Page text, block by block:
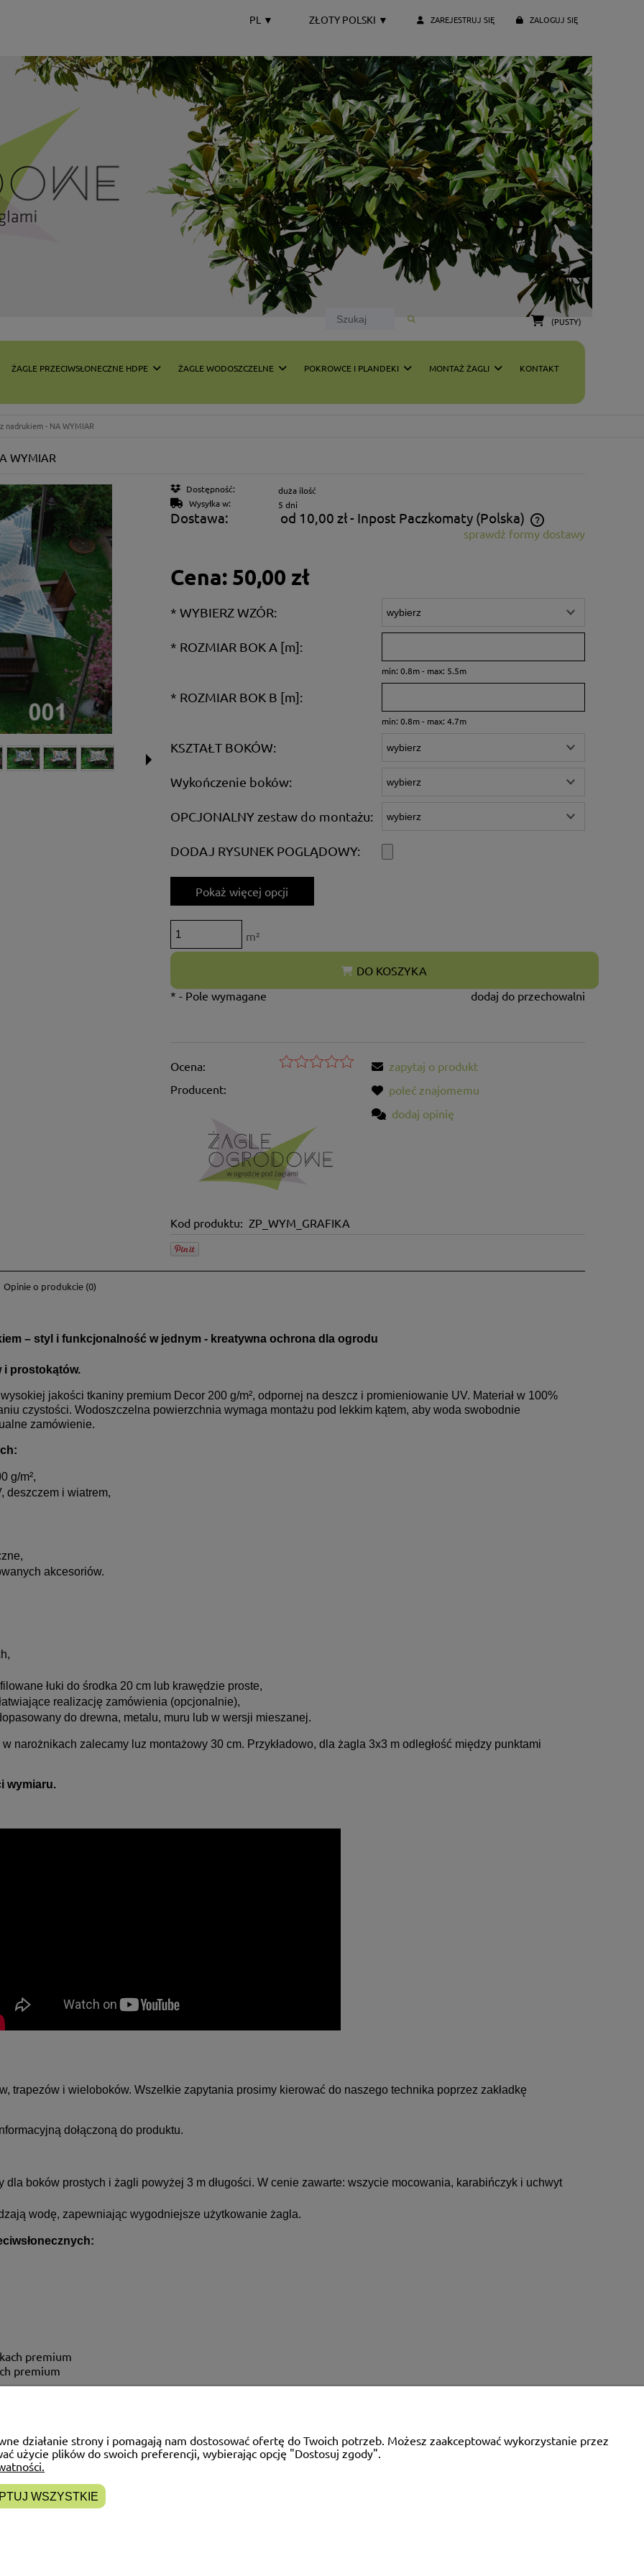
ZAREJESTRUJ SIĘ ZALOGUJ SIĘ
ZŁOTY POLSKI ▼
PL ▼
(PUSTY)
ŻAGLE PRZECIWSŁONECZNE HDPE ŻAGLE WODOSZCZELNE POKROWCE I PLANDEKI MONTAŻ ŻAGLI KONTAKT
nadrukiem - NA WYMIAR
WYMIAR
Dostępność:
duża ilość
Wysyłka w:
5 dni
Dostawa: od 10,00 zł- Inpost Paczkomaty (Polska)
sprawdź formy dostawy
Cena: 50,00 zł
* WYBIERZ WZÓR:
* ROZMIAR BOK A [m]:
min: 0.8m - max: 5.5m
* ROZMIAR BOK B [m]:
min: 0.8m - max: 4.7m
KSZTAŁT BOKÓW:
Wykończenie boków:
OPCJONALNY zestaw do montażu:
DODAJ RYSUNEK POGLĄDOWY:
Pokaż więcej opcji
m²
DO KOSZYKA
dodaj do przechowalni
* - Pole wymagane
Ocena:
Producent:
Kod produktu: ZP_WYM_GRAFIKA
zapytaj o produkt
poleć znajomemu
dodaj opinię
Opinie o produkcie (0)
– styl i funkcjonalność w jednym - kreatywna ochrona dla ogrodu
i prostokątów.
jakości tkaniny premium Decor 200 g/m², odpornej na deszcz i promieniowanie UV. Materiał w 100%
czystości. Wodoszczelna powierzchnia wymaga montażu pod lekkim kątem, aby woda swobodnie
zamówienie.
g/m²,
deszczem i wiatrem,
akcesoriów.
łuki do środka 20 cm lub krawędzie proste,
realizację zamówienia (opcjonalnie),
do drewna, metalu, muru lub w wersji mieszanej.
narożnikach zalecamy luz montażowy 30 cm. Przykładowo, dla żagla 3x3 m odległość między punktami
wymiaru.
trapezów i wieloboków. Wszelkie zapytania prosimy kierować do naszego technika poprzez zakładkę
dołączoną do produktu.
dla boków prostych i żagli powyżej 3 m długości. W cenie zawarte: wszycie mocowania, karabińczyk i uchwyt
wodę, zapewniając wygodniejsze użytkowanie żagla.
premium
premium
Jak wybrać żagiel ?
Blog
Ulotki informacyjne
O nas
działanie strony i pomagają nam dostosować ofertę do Twoich potrzeb. Możesz zaakceptować wykorzystanie przez
użycie plików do swoich preferencji, wybierając opcję "Dostosuj zgody".
WSZYSTKIE